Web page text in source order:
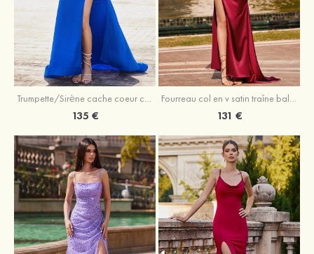
Trumpette/Sirène cache coeur charmeuse traîne balayage robe de bal
135 €
Fourreau col en v satin traîne balayage robe de bal
131 €